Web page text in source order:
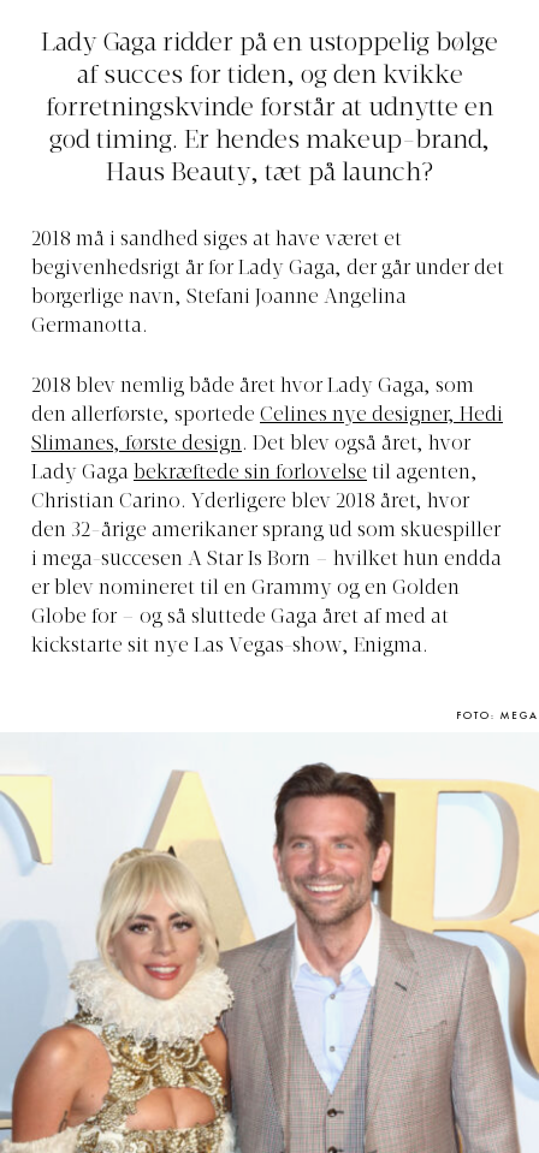
Lady Gaga ridder på en ustoppelig bølge
af succes for tiden, og den kvikke
forretningskvinde forstår at udnytte en
god timing. Er hendes makeup-brand,
Haus Beauty, tæt på launch?
2018 må i sandhed siges at have været et
begivenhedsrigt år for Lady Gaga, der går under det
borgerlige navn, Stefani Joanne Angelina
Germanotta.
2018 blev nemlig både året hvor Lady Gaga, som
den allerførste, sportede Celines nye designer, Hedi
Slimanes, første design. Det blev også året, hvor
Lady Gaga bekræftede sin forlovelse til agenten,
Christian Carino. Yderligere blev 2018 året, hvor
den 32-årige amerikaner sprang ud som skuespiller
i mega-succesen A Star Is Born – hvilket hun endda
er blev nomineret til en Grammy og en Golden
Globe for – og så sluttede Gaga året af med at
kickstarte sit nye Las Vegas-show, Enigma.
FOTO: MEGA